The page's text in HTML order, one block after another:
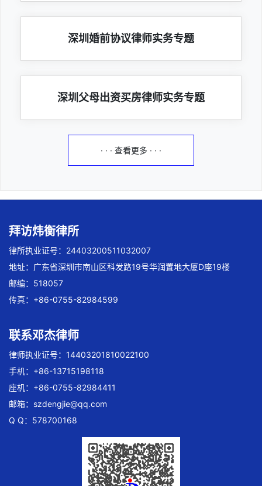
深圳婚前协议律师实务专题
深圳父母出资买房律师实务专题
· · · 查看更多 · · ·
拜访炜衡律所
律所执业证号：24403200511032007
地址：广东省深圳市南山区科发路19号华润置地大厦D座19楼
邮编：518057
传真：+86-0755-82984599
联系邓杰律师
律师执业证号：14403201810022100
手机：+86-13715198118
座机：+86-0755-82984411
邮箱： szdengjie@qq.com
Q Q：578700168